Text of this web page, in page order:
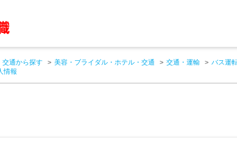
交通から探す 美容・ブライダル・ホテル・交通 交通・運輸 バス運
情報